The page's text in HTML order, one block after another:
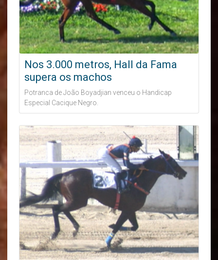
Nos 3.000 metros, Hall da Fama
supera os machos
Potranca de João Boyadjian venceu o Handicap
Especial Cacique Negro.